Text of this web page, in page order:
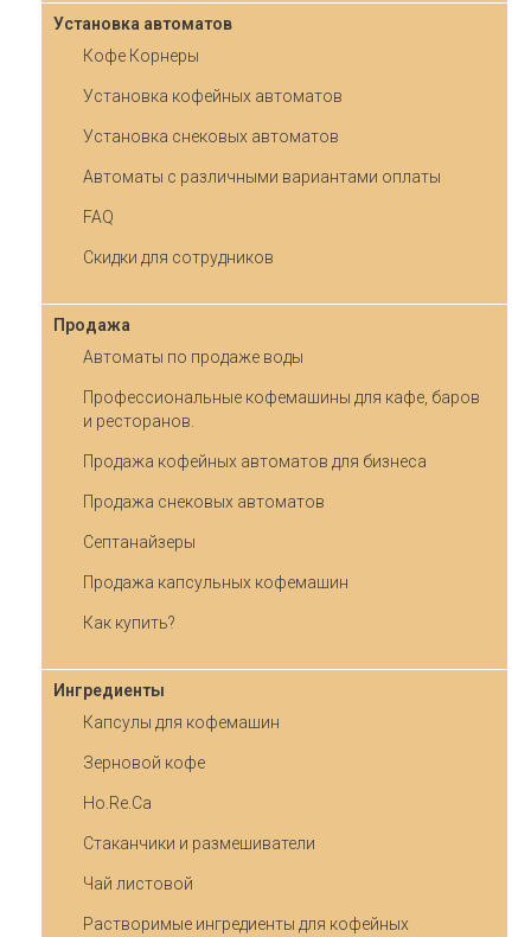
Установка автоматов
Кофе Корнеры
Установка кофейных автоматов
Установка снековых автоматов
Автоматы с различными вариантами оплаты
FAQ
Скидки для сотрудников
Продажа
Автоматы по продаже воды
Профессиональные кофемашины для кафе, баров
и ресторанов.
Продажа кофейных автоматов для бизнеса
Продажа снековых автоматов
Септанайзеры
Продажа капсульных кофемашин
Как купить?
Ингредиенты
Капсулы для кофемашин
Зерновой кофе
Ho.Re.Ca
Стаканчики и размешиватели
Чай листовой
Растворимые ингредиенты для кофейных